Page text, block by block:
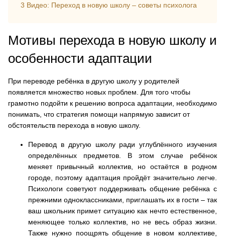
3 Видео: Переход в новую школу – cоветы психолога
Мотивы перехода в новую школу и
особенности адаптации
При переводе ребёнка в другую школу у родителей
появляется множество новых проблем. Для того чтобы
грамотно подойти к решению вопроса адаптации, необходимо
понимать, что стратегия помощи напрямую зависит от
обстоятельств перехода в новую школу.
Перевод в другую школу ради углублённого изучения
определённых предметов.
В этом случае ребёнок
меняет привычный коллектив, но остаётся в родном
городе, поэтому адаптация пройдёт значительно легче.
Психологи советуют поддерживать общение ребёнка с
прежними одноклассниками, приглашать их в гости – так
ваш школьник примет ситуацию как нечто естественное,
меняющее только коллектив, но не весь образ жизни.
Также нужно поощрять общение в новом коллективе,